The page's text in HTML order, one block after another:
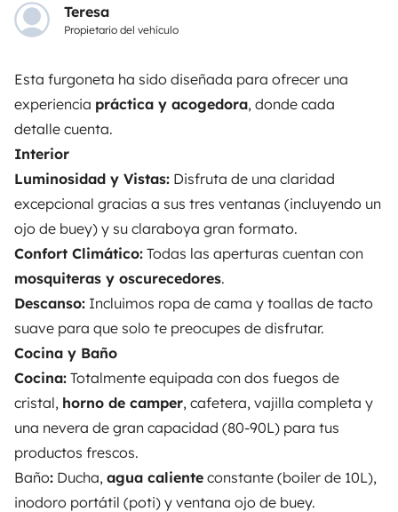
Teresa
Propietario del vehículo
Esta furgoneta ha sido diseñada para ofrecer una
experiencia práctica y acogedora, donde cada
detalle cuenta.
Interior
Luminosidad y Vistas: Disfruta de una claridad
excepcional gracias a sus tres ventanas (incluyendo un
ojo de buey) y su claraboya gran formato.
Confort Climático: Todas las aperturas cuentan con
mosquiteras y oscurecedores.
Descanso: Incluimos ropa de cama y toallas de tacto
suave para que solo te preocupes de disfrutar.
Cocina y Baño
Cocina: Totalmente equipada con dos fuegos de
cristal, horno de camper, cafetera, vajilla completa y
una nevera de gran capacidad (80-90L) para tus
productos frescos.
Baño: Ducha, agua caliente constante (boiler de 10L),
inodoro portátil (poti) y ventana ojo de buey.
intermediario de confianza y propone una solución
llave en mano para unas vacaciones en total libertad y
3.84/5 sobre 1170 opiniones de usuarios en Trusted
Shops
Instagram
X PinterestFacebook
ALQUILER AUTOCARAVANAS
¿Cómo funciona?
Alquilar una autocaravana
Tus primeros pasos en autocaravana
Las opiniones de nuestros usuarios
Ayuda viajero
PROPIETARIOS